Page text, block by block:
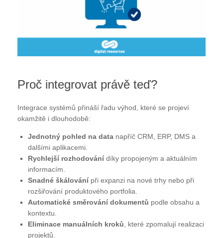
Proč integrovat právě teď?
Integrace systémů přináší řadu výhod, které se projeví
okamžitě i dlouhodobě:
Jednotný pohled na data napříč CRM, ERP, DMS a
dalšími aplikacemi.
Rychlejší rozhodování díky propojeným a aktuálním
informacím.
Snadné škálování při expanzi na nové trhy nebo při
rozšiřování produktového portfolia.
Automatické směrování dokumentů podle obsahu a
kontextu.
Eliminace manuálních kroků , které zpomalují realizaci
projektů.